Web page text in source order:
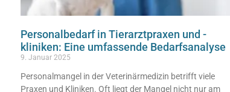
Personalbedarf in Tierarztpraxen und -
kliniken: Eine umfassende Bedarfsanalyse
9. Januar 2025
Personalmangel in der Veterinärmedizin betrifft viele
Praxen und Kliniken. Oft liegt der Mangel nicht nur am